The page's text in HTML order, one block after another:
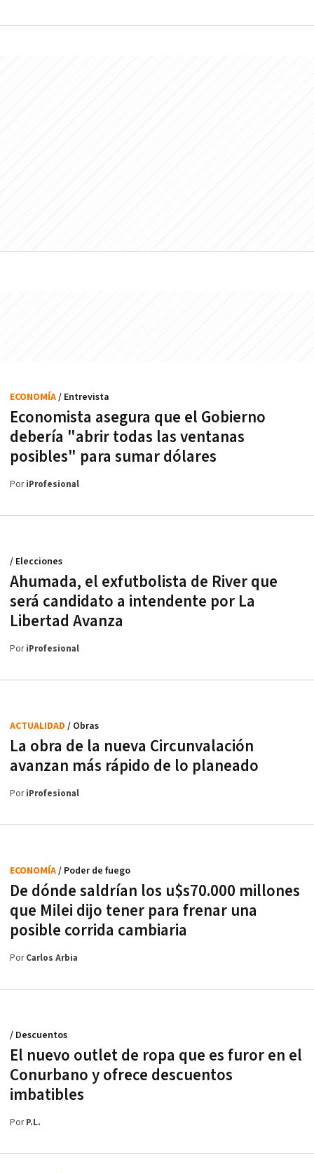
Economista asegura que el Gobierno
debería "abrir todas las ventanas
posibles" para sumar dólares
ECONOMÍA/ Entrevista
PoriProfesional
Ahumada, el exfutbolista de River que
será candidato a intendente por La
Libertad Avanza
/ Elecciones
PoriProfesional
La obra de la nueva Circunvalación
avanzan más rápido de lo planeado
ACTUALIDAD / Obras
PoriProfesional
De dónde saldrían los u$s70.000 millones
que Milei dijo tener para frenar una
posible corrida cambiaria
ECONOMÍA/ Poder de fuego
PorCarlos Arbia
El nuevo outlet de ropa que es furor en el
Conurbano y ofrece descuentos
imbatibles
/ Descuentos
PorP.L.